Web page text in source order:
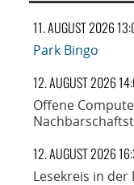
11. AUGUST 2026
Park Bingo
12. AUGUST 2026
Offene
12. AUGUST 2026
Lesekreis in der